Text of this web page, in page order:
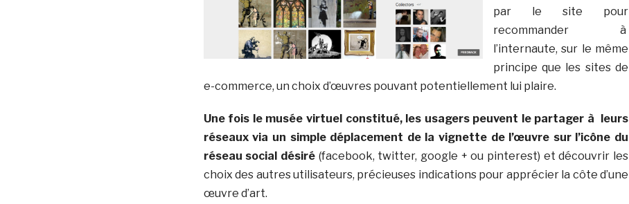
par le site pour
recommander à
l’internaute, sur le même
principe que les sites de
e-commerce, un choix d’œuvres pouvant potentiellement lui plaire.
Une fois le musée virtuel constitué, les usagers peuvent le partager à leurs
réseaux via un simple déplacement de la vignette de l’œuvre sur l’icône du
réseau social désiré (facebook, twitter, google + ou pinterest) et découvrir les
choix des autres utilisateurs, précieuses indications pour apprécier la côte d’une
œuvre d’art.